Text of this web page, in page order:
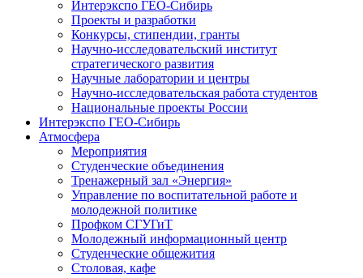
Интерэкспо ГЕО-Сибирь
Проекты и разработки
Конкурсы, стипендии, гранты
Научно-исследовательский институт
стратегического развития
Научные лаборатории и центры
Научно-исследовательская работа студентов
Национальные проекты России
Интерэкспо ГЕО-Сибирь
Атмосфера
Мероприятия
Студенческие объединения
Тренажерный зал «Энергия»
Управление по воспитательной работе и
молодежной политике
Профком СГУГиТ
Молодежный информационный центр
Студенческие общежития
Столовая, кафе